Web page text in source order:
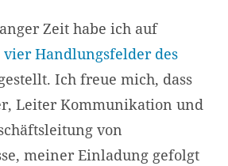
Zeit habe ich auf
vier Handlungsfelder des
Ich freue mich, dass
Leiter Kommunikation und
von
meiner Einladung gefolgt